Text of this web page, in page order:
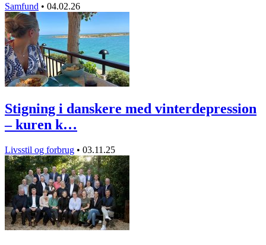
Samfund • 04.02.26
Stigning i danskere med vinterdepression
– kuren k…
Livsstil og forbrug • 03.11.25